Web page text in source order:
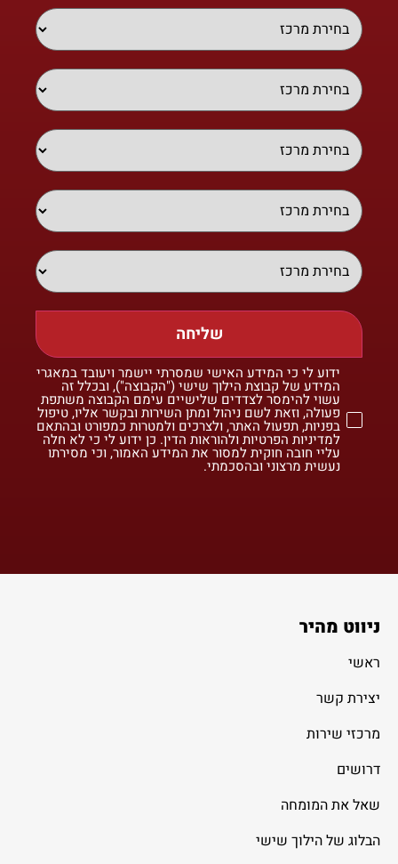
שליחה
ידוע לי כי המידע האישי שמסרתי יישמר ויעובד במאגרי
המידע של קבוצת הילוך שישי ("הקבוצה"), ובכלל זה
עשוי להימסר לצדדים שלישיים עימם הקבוצה משתפת
פעולה, וזאת לשם ניהול ומתן השירות ובקשר אליו, טיפול
בפניות, תפעול האתר, ולצרכים ולמטרות כמפורט ובהתאם
למדיניות הפרטיות ולהוראות הדין. כן ידוע לי כי לא חלה
עליי חובה חוקית למסור את המידע האמור, וכי מסירתו
נעשית מרצוני ובהסכמתי.
ניווט מהיר
ראשי
יצירת קשר
מרכזי שירות
דרושים
שאל את המומחה
הבלוג של הילוך שישי